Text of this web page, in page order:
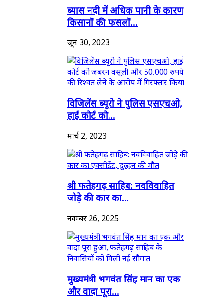
ब्यास नदी में अधिक पानी के कारण
किसानों की फसलों...
जून 30, 2023
विजिलेंस ब्यूरो ने पुलिस एसएचओ,
हाई कोर्ट को...
मार्च 2, 2023
श्री फतेहगढ़ साहिब: नवविवाहित
जोड़े की कार का...
नवम्बर 26, 2025
मुख्यमंत्री भगवंत सिंह मान का एक
और वादा पूरा...